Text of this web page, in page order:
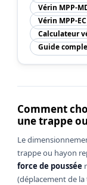
Vérin MPP-
Vérin MPP-
Calculateur
Guide
Comment
une trappe
Le
trappe ou hayon
force de poussée
(déplacement de la